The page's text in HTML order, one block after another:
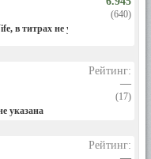
в титрах не указана
(640)
указана
Рейтинг:
—
(17)
Рейтинг: